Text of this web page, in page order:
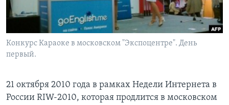
Learning English
СОЦИАЛЬНЫЕ СЕТИ
Языки
Конкурс Караоке в московском "Экспоцентре". День
первый.
21 октября 2010 года в рамках Недели Интернета в
России RIW-2010, которая продлится в московском